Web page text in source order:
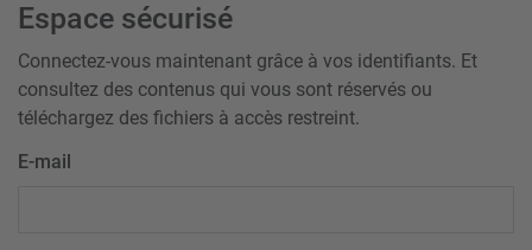
Espace sécurisé
Connectez-vous maintenant grâce à vos identifiants. Et
consultez des contenus qui vous sont réservés ou
téléchargez des fichiers à accès restreint.
E-mail